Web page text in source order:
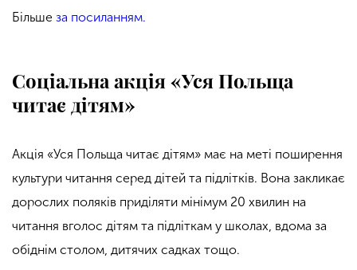
Більше за посиланням.
Соціальна акція «Уся Польща
читає дітям»
Акція «Уся Польща читає дітям» має на меті поширення
культури читання серед дітей та підлітків. Вона закликає
дорослих поляків приділяти мінімум 20 хвилин на
читання вголос дітям та підліткам у школах, вдома за
обіднім столом, дитячих садках тощо.